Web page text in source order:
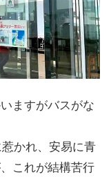
ますがバスがな
かれ、安易に青
これが結構苦行